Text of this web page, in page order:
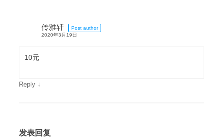
传雅轩
Post author
2020年3月19日
10元
Reply ↓
发表回复